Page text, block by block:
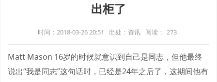
出柜了
时间：2018-03-26 20:51 出处：资讯 阅读： 273
Matt Mason 16岁的时候就意识到自己是同志，但他最终
说出“我是同志”这句话时，已经是24年之后了，这期间他有